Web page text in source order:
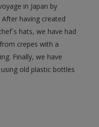
in Japan by
having created
hats, we have had
crepes with a
Finally, we have
old plastic bottles